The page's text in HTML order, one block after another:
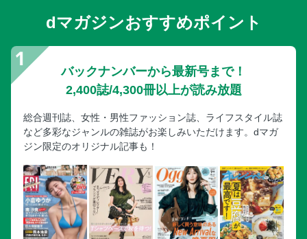
dマガジンおすすめポイント
バックナンバーから最新号まで！
2,400誌/4,300冊以上が読み放題
総合週刊誌、女性・男性ファッション誌、ライフスタイル誌
など多彩なジャンルの雑誌がお楽しみいただけます。dマガ
ジン限定のオリジナル記事も！